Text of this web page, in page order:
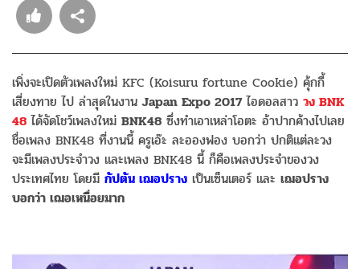
เพิ่งจะเปิดตัวเพลงใหม่ KFC (Koisuru fortune Cookie) คุ้กกี้
เสี่ยงทาย ไป ล่าสุดในงาน Japan Expo 2017ไอดอลสาว วง BNK
48 ได้จัดโชว์เพลงใหม่ BNK48 ซึ่งทำเอาเหล่าโอตะ อ้าปากค้างไปเลย
ชื่อเพลง BNK48 ที่งานนี้ ครูเอ๊ะ ละอองฟอง บอกว่า ปกติแต่ละวง
จะมีเพลงประจำวง และเพลง BNK48 นี้ ก็คือเพลงประจำของวง
ประเทศไทย โดยมี กัปตัน เฌอปราง เป็นเซ็นเตอร์ และ เฌอปราง
บอกว่า เฌอเหนื่อยมาก